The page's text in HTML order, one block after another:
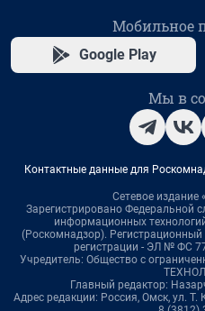
Мобильное
Google Play
Мы в
Контактные данные для
Сетевое издание
Зарегистрировано Федеральной
информационных
(Роскомнадзор).
регистрации - ЭЛ № ФС
Учредитель: Общество с
Главный редактор:
Адрес редакции: Россия, Омск, ул.